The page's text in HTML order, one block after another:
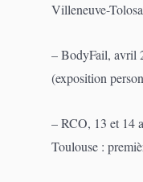
Villeneuve-
– BodyFail, avril
(exposition
– RCO, 13 et 14
Toulouse :